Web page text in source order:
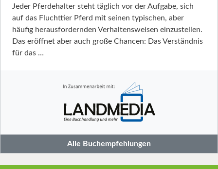
Jeder Pferdehalter steht täglich vor der Aufgabe, sich
auf das Fluchttier Pferd mit seinen typischen, aber
häufig herausfordernden Verhaltensweisen einzustellen.
Das eröffnet aber auch große Chancen: Das Verständnis
für das …
Alle Buchempfehlungen